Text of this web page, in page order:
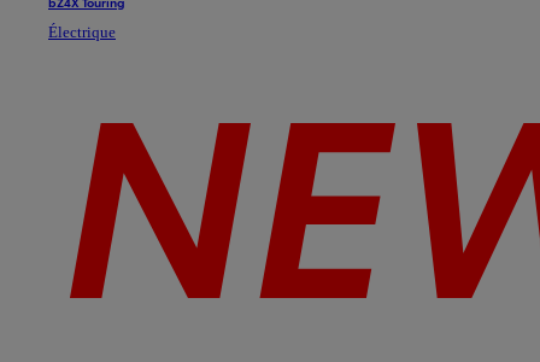
Électrique